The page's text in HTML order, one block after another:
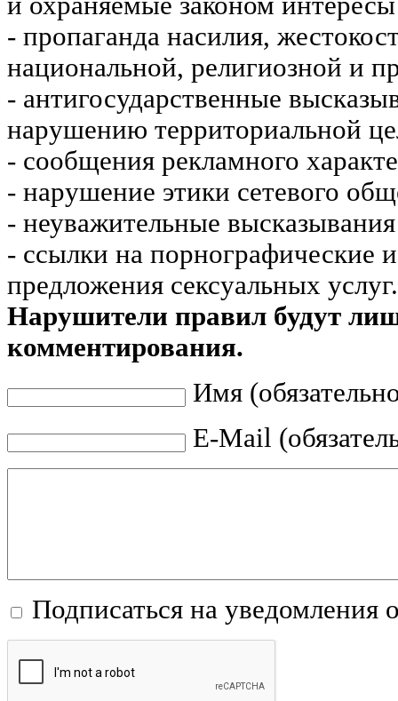
- пропаганда насилия,
национальной, религиозной и
- антигосударственные
нарушению территориальной
- сообщения рекламного
- нарушение этики сетевого
- неуважительные
- ссылки на порнографические
предложения сексуальных услуг.
Нарушители правил будут
комментирования.
Имя
E-Mail
Подписаться на уведомления